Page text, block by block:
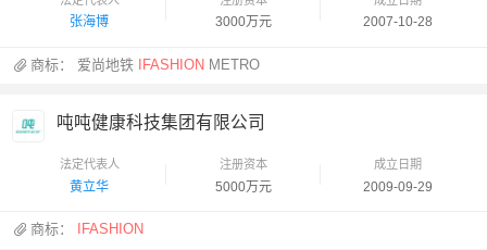
张海博 3000万元 2007-10-28
商标： 爱尚地铁 IFASHION METRO
吨吨健康科技集团有限公司
法定代表人
黄立华
注册资本
5000万元
成立日期
2009-09-29
商标： IFASHION